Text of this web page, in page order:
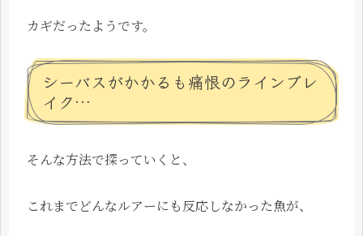
カギだったようです。
シーバスがかかるも痛恨のラインブレ
イク…
そんな方法で探っていくと、
これまでどんなルアーにも反応しなかった魚が、